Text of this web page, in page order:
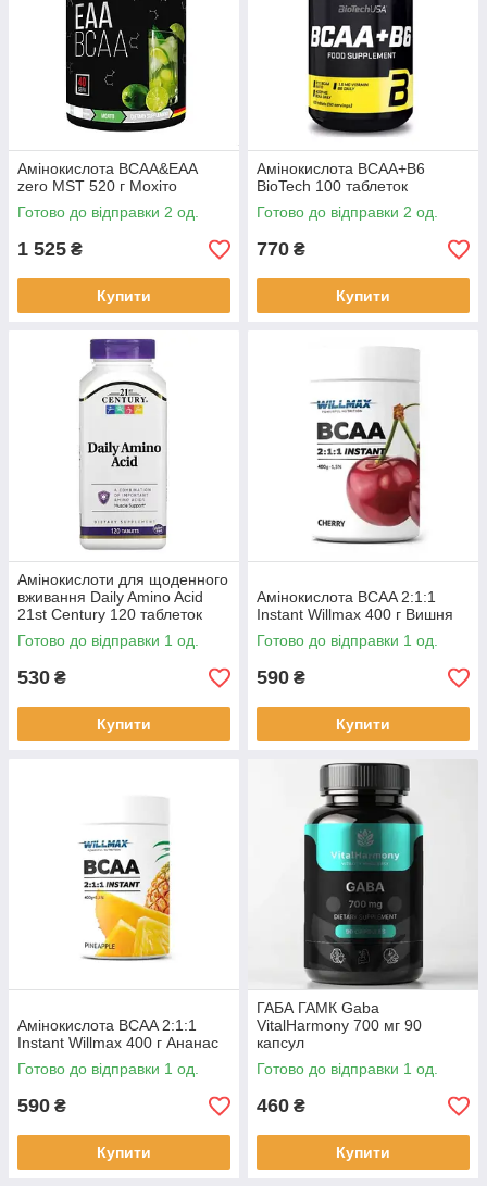
Амінокислота BCAA&EAA
zero MST 520 г Мохіто
Готово до відправки 2 од.
1 525 ₴
Купити
Амінокислота BCAA+B6
BioTech 100 таблеток
Готово до відправки 2 од.
770 ₴
Купити
Амінокислоти для щоденного
вживання Daily Amino Acid
21st Century 120 таблеток
Готово до відправки 1 од.
530 ₴
Купити
Амінокислота BCAA 2:1:1
Instant Willmax 400 г Вишня
Готово до відправки 1 од.
590 ₴
Купити
Амінокислота BCAA 2:1:1
Instant Willmax 400 г Ананас
Готово до відправки 1 од.
590 ₴
Купити
ГАБА ГАМК Gaba
VitalHarmony 700 мг 90
капсул
Готово до відправки 1 од.
460 ₴
Купити